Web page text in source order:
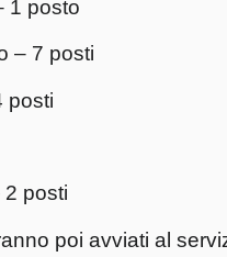
1 posto
– 7 posti
– 4 posti
posti
2 posti
poi avviati al